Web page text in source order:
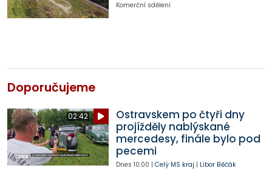
Komerční sdělení
Doporučujeme
02:42
Ostravskem po čtyři dny
projížděly nablýskané
mercedesy, finále bylo pod
pecemi
Dnes 10:00 | Celý MS kraj | Libor Běčák